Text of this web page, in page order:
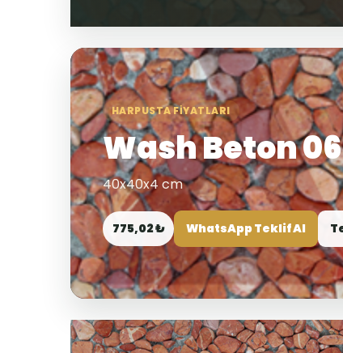
HARPUSTA FIYATLARI
Wash Beton
40x40x4 cm
775,02 ₺ WhatsApp Teklif Al